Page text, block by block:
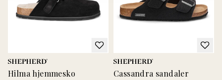
Hilma hjemmesko Cassandra sandaler